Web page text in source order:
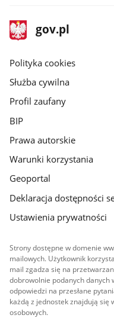
stopka
gov.pl
Strona
gov.pl
gov.pl
Polityka cookies
Służba cywilna
Profil zaufany
BIP
Prawa autorskie
Warunki korzystania
Geoportal
Deklaracja dostępności
Ustawienia prywatności
Strony dostępne w domenie
mailowych. Użytkownik
mail zgadza się na
dobrowolnie podanych danych
odpowiedzi na przesłane
każdą z jednostek znajdują
osobowych.